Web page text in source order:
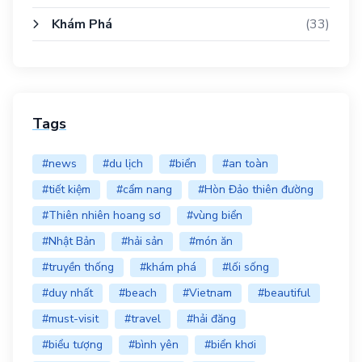
Khám Phá
(33)
Tags
#news #du lịch #biển
#an toàn
#tiết kiệm
#cẩm nang
#Hòn Đảo thiên đường
#Thiên nhiên hoang sơ
#vùng biển
#Nhật Bản
#hải sản
#món ăn
#truyền thống
#khám phá
#lối sống
#duy nhất
#beach #Vietnam
#beautiful
#must-visit
#travel
#hải đăng
#biểu tượng
#bình yên
#biển khơi